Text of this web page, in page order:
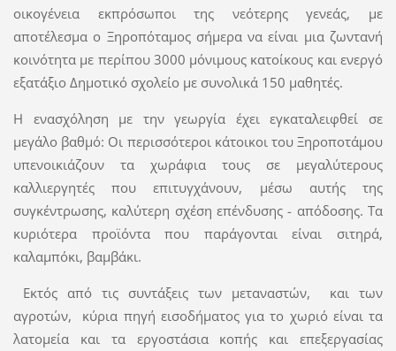
οικογένεια εκπρόσωποι της νεότερης γενεάς, με
αποτέλεσμα ο Ξηροπόταμος σήμερα να είναι μια ζωντανή
κοινότητα με περίπου 3000 μόνιμους κατοίκους και ενεργό
εξατάξιο Δημοτικό σχολείο με συνολικά 150 μαθητές.
Η ενασχόληση με την γεωργία έχει εγκαταλειφθεί σε
μεγάλο βαθμό: Οι περισσότεροι κάτοικοι του Ξηροποτάμου
υπενοικιάζουν τα χωράφια τους σε μεγαλύτερους
καλλιεργητές που επιτυγχάνουν, μέσω αυτής της
συγκέντρωσης, καλύτερη σχέση επένδυσης - απόδοσης. Τα
κυριότερα προϊόντα που παράγονται είναι σιτηρά,
καλαμπόκι, βαμβάκι.
Εκτός από τις συντάξεις των μεταναστών, και των
αγροτών, κύρια πηγή εισοδήματος για το χωριό είναι τα
λατομεία και τα εργοστάσια κοπής και επεξεργασίας